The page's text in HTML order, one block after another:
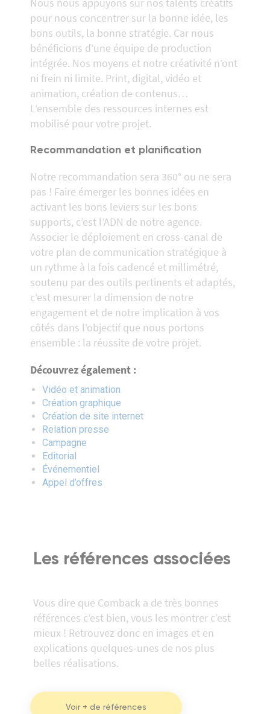
pour nous concentrer sur la bonne idée, les
bons outils, la bonne stratégie. Car nous
bénéficions d’une équipe de production
intégrée. Nos moyens et notre créativité n’ont
ni frein ni limite. Print, digital, vidéo et
animation, création de contenus…
L’ensemble des ressources internes est
mobilisé pour votre projet.
Recommandation et planification
Notre recommandation sera 360° ou ne sera
pas ! Faire émerger les bonnes idées en
activant les bons leviers sur les bons
supports, c’est l’ADN de notre agence.
Associer le déploiement en cross-canal de
votre plan de communication stratégique à
un rythme à la fois cadencé et millimétré,
soutenu par des outils pertinents et adaptés,
c’est mesurer la dimension de notre
engagement et de notre implication à vos
côtés dans l’objectif que nous portons
ensemble : la réussite de votre projet.
Découvrez également :
Vidéo et animation
Création graphique
Création de site internet
Relation presse
Campagne
Editorial
Événementiel
Appel d’offres
Les références associées
Vous dire que Comback a de très bonnes
références c’est bien, vous les montrer c’est
mieux ! Retrouvez donc en images et en
explications quelques-unes de nos plus
belles réalisations.
Voir + de références